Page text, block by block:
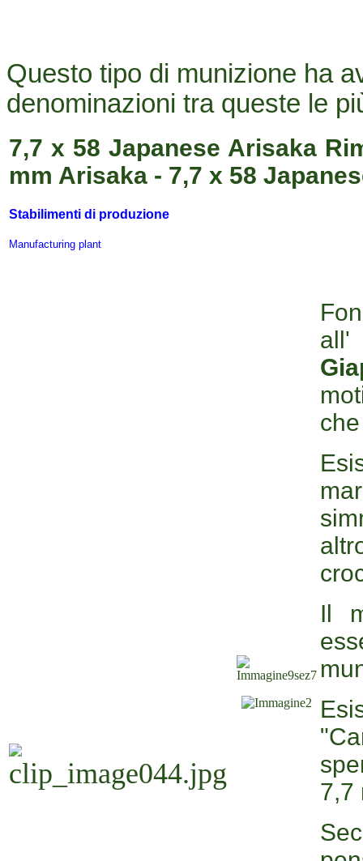
Questo tipo di munizione ha
denominazioni tra queste le
7,7 x 58 Japanese Arisaka
mm Arisaka - 7,7 x 58
Stabilimenti di produzione
Manufacturing plant
Fon
Il
7,7